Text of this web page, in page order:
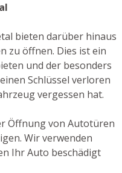
bieten darüber hinaus
zu öffnen. Dies ist ein
und der besonders
Schlüssel verloren
vergessen hat.
Öffnung von Autotüren
Wir verwenden
Ihr Auto beschädigt